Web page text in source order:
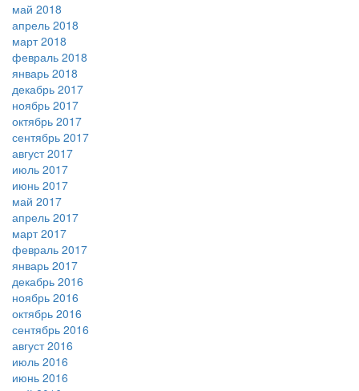
май 2018
апрель 2018
март 2018
февраль 2018
январь 2018
декабрь 2017
ноябрь 2017
октябрь 2017
сентябрь 2017
август 2017
июль 2017
июнь 2017
май 2017
апрель 2017
март 2017
февраль 2017
январь 2017
декабрь 2016
ноябрь 2016
октябрь 2016
сентябрь 2016
август 2016
июль 2016
июнь 2016